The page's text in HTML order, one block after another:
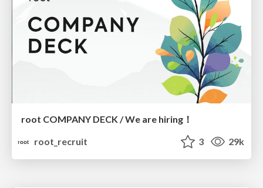
root COMPANY DECK / We are hiring！
root_recruit
3 29k